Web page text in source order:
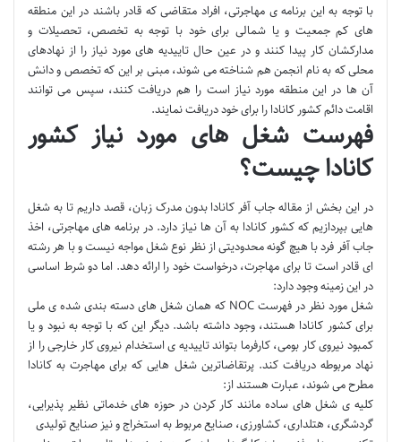
با توجه به این برنامه ی مهاجرتی، افراد متقاضی که قادر باشند در این منطقه
های کم جمعیت و یا شمالی برای خود با توجه به تخصص، تحصیلات و
مدارکشان کار پیدا کنند و در عین حال تاییدیه های مورد نیاز را از نهادهای
محلی که به نام انجمن هم شناخته می شوند، مبنی بر این که تخصص و دانش
آن ها در این منطقه مورد نیاز است را هم دریافت کنند، سپس می توانند
اقامت دائم کشور کانادا را برای خود دریافت نمایند.
فهرست شغل های مورد نیاز کشور
کانادا چیست؟
در این بخش از مقاله جاب آفر کانادا بدون مدرک زبان، قصد داریم تا به شغل
هایی بپردازیم که کشور کانادا به آن ها نیاز دارد. در برنامه های مهاجرتی، اخذ
جاب آفر فرد با هیچ گونه محدودیتی از نظر نوع شغل مواجه نیست و با هر رشته
ای قادر است تا برای مهاجرت، درخواست خود را ارائه دهد. اما دو شرط اساسی
در این زمینه وجود دارد:
شغل مورد نظر در فهرست NOC که همان شغل های دسته بندی شده ی ملی
برای کشور کانادا هستند، وجود داشته باشد. دیگر این که با توجه به نبود و یا
کمبود نیروی کار بومی، کارفرما بتواند تاییدیه ی استخدام نیروی کار خارجی را از
نهاد مربوطه دریافت کند. پرتقاضاترین شغل هایی که برای مهاجرت به کانادا
مطرح می شوند، عبارت هستند از:
کلیه ی شغل های ساده مانند کار کردن در حوزه های خدماتی نظیر پذیرایی،
گردشگری، هتلداری، کشاورزی، صنایع مربوط به استخراج و نیز صنایع تولیدی